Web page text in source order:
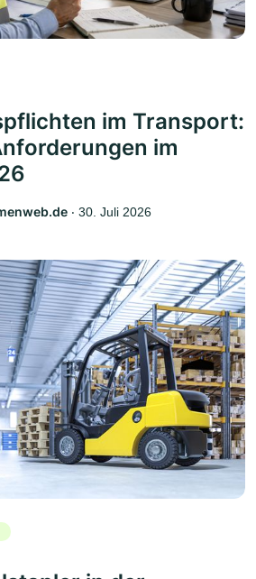
im Transport:
im
‧ 30. Juli 2026